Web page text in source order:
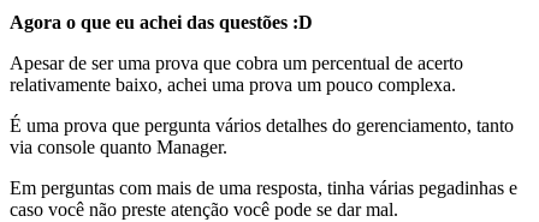
Agora o que eu achei das questões :D
Apesar de ser uma prova que cobra um percentual de acerto
relativamente baixo, achei uma prova um pouco complexa.
É uma prova que pergunta vários detalhes do gerenciamento, tanto
via console quanto Manager.
Em perguntas com mais de uma resposta, tinha várias pegadinhas e
caso você não preste atenção você pode se dar mal.